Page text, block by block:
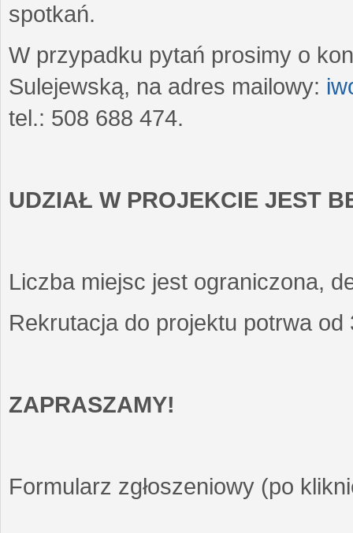
spotkań.
W przypadku pytań prosimy o
Sulejewską, na adres mailowy:
tel.: 508 688 474.
UDZIAŁ W PROJEKCIE JEST
Liczba miejsc jest ograniczona,
Rekrutacja do projektu potrwa
ZAPRASZAMY!
Formularz zgłoszeniowy (po